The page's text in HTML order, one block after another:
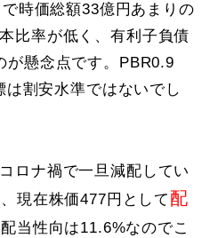
時価総額33億円あまりの
比率が低く、有利子負債
が懸念点です。PBR0.9
割安水準ではないでし
ロナ禍で一旦減配してい
現在株価477円として 配
当性向は11.6%なのでこ